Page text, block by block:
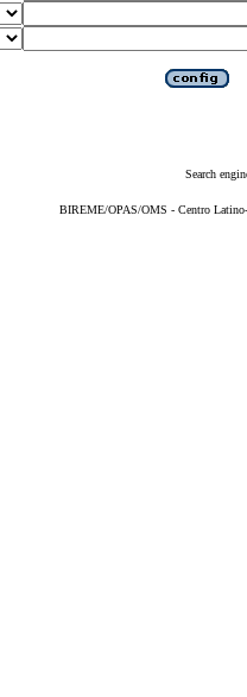
Search
BIREME/OPAS/OMS - Centro Latino-